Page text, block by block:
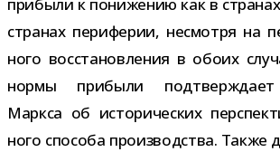
стра­нах пери­фе­рии, несмотря на
ного вос­ста­нов­ле­ния в обоих
нормы при­были под­твер­ждает
Маркса об исто­ри­че­ских
ного спо­соба про­из­вод­ства. Также